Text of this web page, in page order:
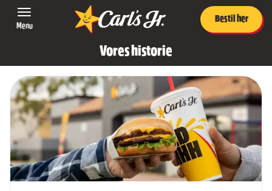
Menu
Bestil her
Vores historie